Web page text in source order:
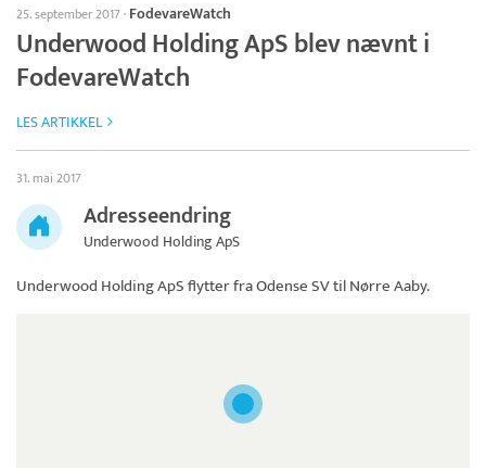
25. september 2017· FodevareWatch
Underwood Holding ApS blev nævnt i
FodevareWatch
LES ARTIKKEL
31. mai 2017
Adresseendring
Underwood Holding ApS
Underwood Holding ApSflytter fra Odense SV til Nørre Aaby.